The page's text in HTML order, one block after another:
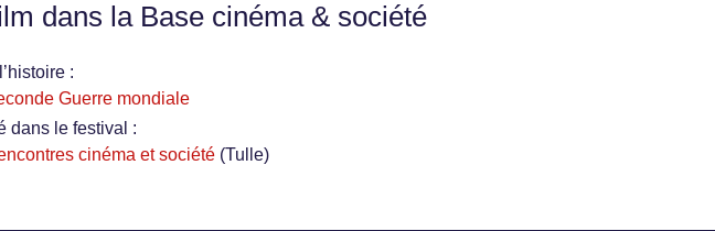
dans la Base cinéma & société
:
Guerre mondiale
dans le festival :
cinéma et société (Tulle)